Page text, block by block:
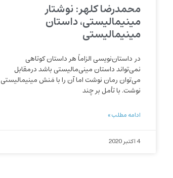
محمدرضا کلهر: نوشتار
مینیمالیستی، داستان
مینیمالیستی
در داستان‌نویسی الزاماً هر داستان کوتاهی
نمی‌تواند داستان مینی‌مالیستی باشد درمقابل
می‌توان رمان نوشت اما آن را با مَنش مینیمالیستی
نوشت. با تأمل بر چند
ادامه مطلب »
4 اکتبر 2020